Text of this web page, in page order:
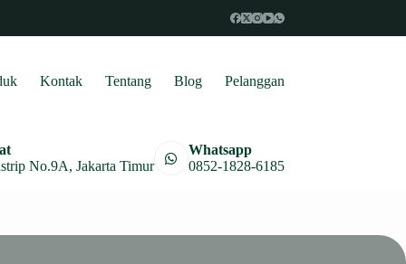
Kontak Tentang Blog Pelanggan
No.9A, Jakarta Timur
Whatsapp
0852-1828-6185